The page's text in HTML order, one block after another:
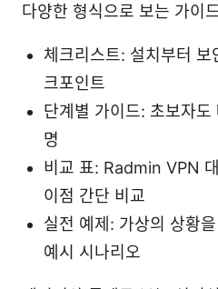
다양한 형식으로 보는 가이
체크리스트: 설치부터 보
크포인트
단계별 가이드: 초보자
명
비교 표: Radmin VPN
이점 간단 비교
실전 예제: 가상의 상황
예시 시나리오